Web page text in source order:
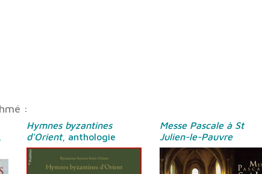
:
Hymnes byzantines
d'Orient, anthologie
Messe Pascale à St
Julien-le-Pauvre